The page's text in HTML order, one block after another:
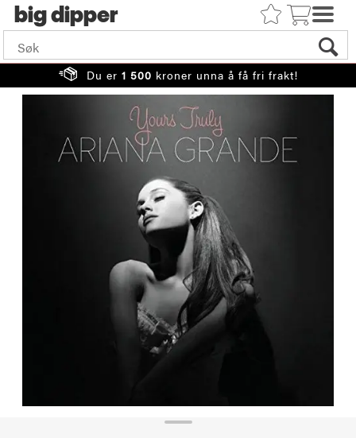
big
Du er 1 500 kroner unna å få fri frakt!